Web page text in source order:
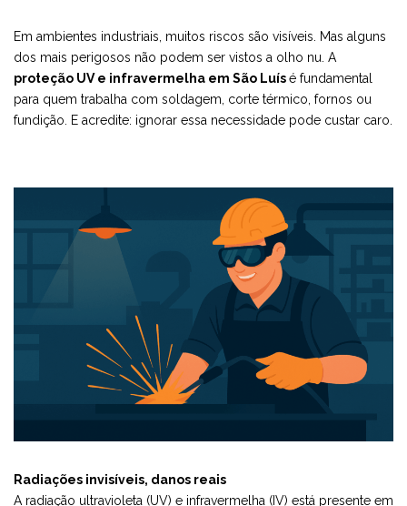
Em ambientes industriais, muitos riscos são visíveis. Mas alguns
dos mais perigosos não podem ser vistos a olho nu. A
proteção UV e infravermelha em São Luísé fundamental
para quem trabalha com soldagem, corte térmico, fornos ou
fundição. E acredite: ignorar essa necessidade pode custar caro.
Radiações invisíveis, danos reais
A radiação ultravioleta (UV) e infravermelha (IV) está presente em